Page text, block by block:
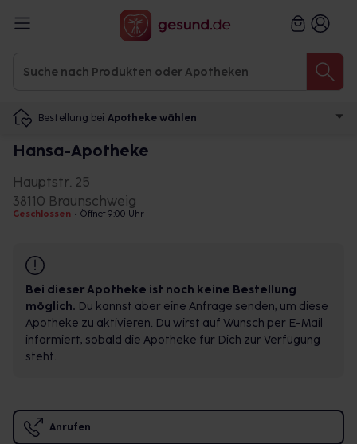
Bestellung bei Apotheke wählen
Hansa-Apotheke
Hauptstr. 25
38110 Braunschweig
Geschlossen • Öffnet 9:00 Uhr
Bei dieser Apotheke ist noch keine Bestellung
möglich. Du kannst aber eine Anfrage senden, um diese
Apotheke zu aktivieren. Du wirst auf Wunsch per E-Mail
informiert, sobald die Apotheke für Dich zur Verfügung
steht.
Anrufen